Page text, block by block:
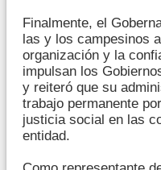
Finalmente, el
las y los campesinos
organización y la
impulsan los
y reiteró que su
trabajo permanente
justicia social en las
entidad.